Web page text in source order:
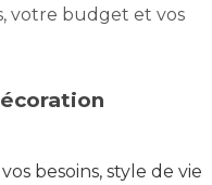
votre budget et vos
besoins, style de vie